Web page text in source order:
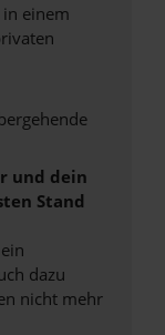
einem
und dein
Stand
dazu
nicht mehr